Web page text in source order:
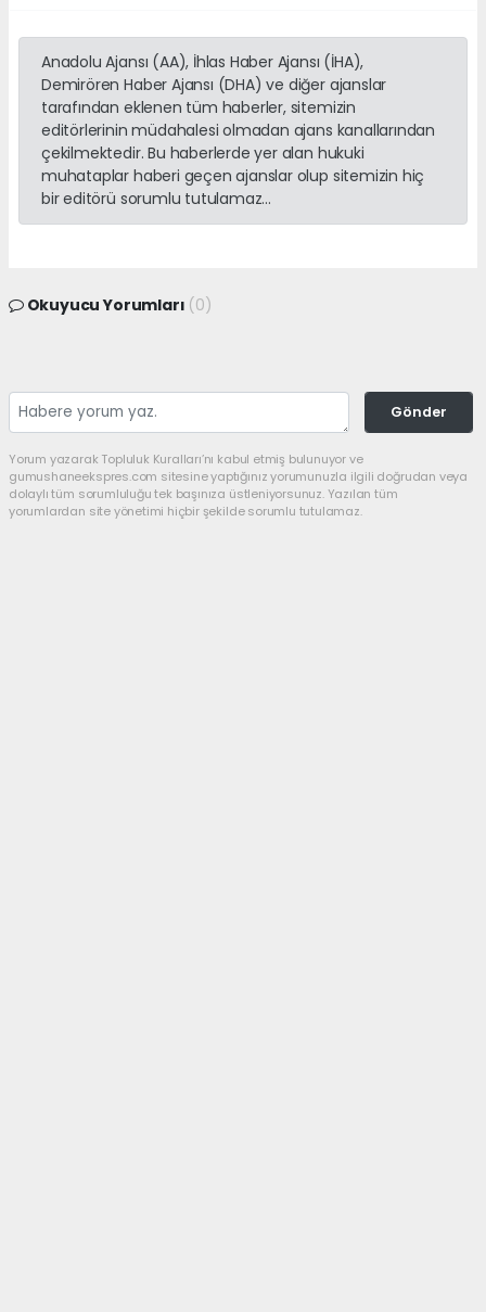
Anadolu Ajansı (AA), İhlas Haber Ajansı (İHA),
Demirören Haber Ajansı (DHA) ve diğer ajanslar
tarafından eklenen tüm haberler, sitemizin
editörlerinin müdahalesi olmadan ajans kanallarından
çekilmektedir. Bu haberlerde yer alan hukuki
muhataplar haberi geçen ajanslar olup sitemizin hiç
bir editörü sorumlu tutulamaz...
Okuyucu Yorumları (0)
Gönder
Yorum yazarak Topluluk Kuralları’nı kabul etmiş bulunuyor ve
gumushaneekspres.com sitesine yaptığınız yorumunuzla ilgili doğrudan veya
dolaylı tüm sorumluluğu tek başınıza üstleniyorsunuz. Yazılan tüm
yorumlardan site yönetimi hiçbir şekilde sorumlu tutulamaz.